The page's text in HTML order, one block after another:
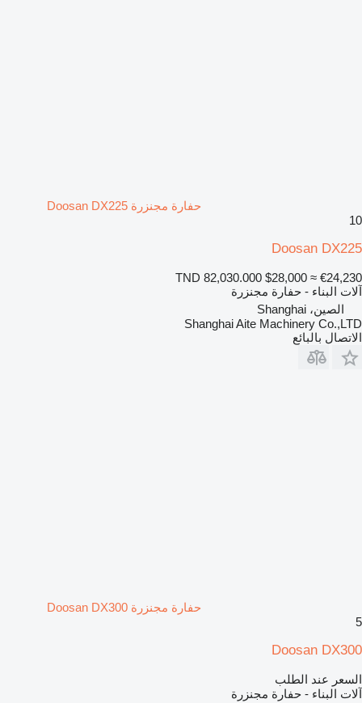
حفارة مجنزرة Doosan DX225
10
Doosan DX225
TND 82,030.000 $28,000 ≈ €24,230
آلات البناء - حفارة مجنزرة
الصين، Shanghai
Shanghai Aite Machinery Co.,LTD
الاتصال بالبائع
حفارة مجنزرة Doosan DX300
5
Doosan DX300
السعر عند الطلب
آلات البناء - حفارة مجنزرة